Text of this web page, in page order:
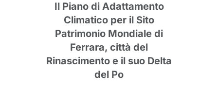
Il Piano di Adattamento
Climatico per il Sito
Patrimonio Mondiale di
Ferrara, città del
Rinascimento e il suo Delta
del Po